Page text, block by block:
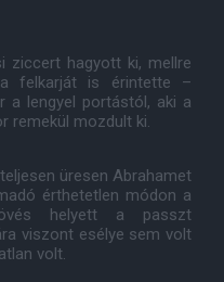
ziccert hagyott ki, mellre
felkarját is érintette –
a lengyel portástól, aki a
remekül mozdult ki.
üresen Abrahamet
érthetetlen módon a
helyett a passzt
viszont esélye sem volt
volt.